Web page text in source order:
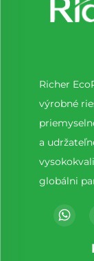
Richer
výrobné
a
globálni